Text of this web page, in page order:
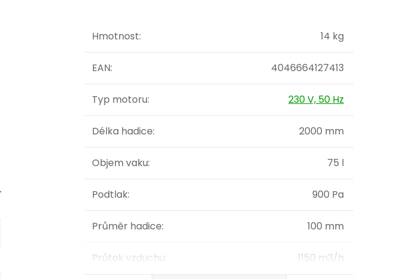
Hmotnost: 14 kg
EAN: 4046664127413
Typ motoru: 230 V, 50 Hz
Délka hadice: 2000 mm
Objem vaku: 75 l
Podtlak: 900 Pa
Průměr hadice: 100 mm
Průtok vzduchu: 1150 m3/h